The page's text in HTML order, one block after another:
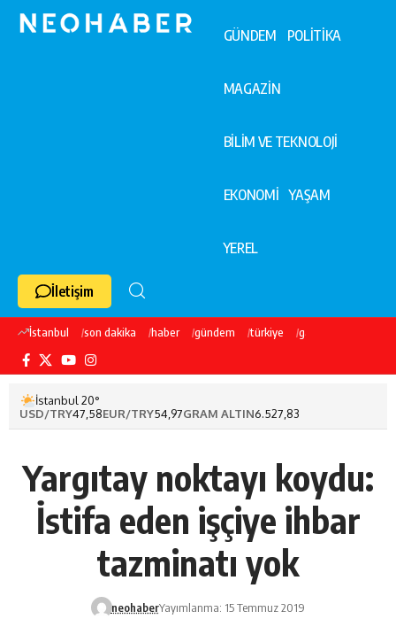
GÜNDEM POLİTİKA
MAGAZİN
BİLİM VE TEKNOLOJİ
EKONOMİ YAŞAM
YEREL
İletişim
İstanbul son dakika haber gündem türkiye galatasaray
İstanbul 20°
USD/TRY47,58EUR/TRY54,97GRAM ALTIN6.527,83
Yargıtay noktayı koydu:
İstifa eden işçiye ihbar
tazminatı yok
neohaberYayımlanma: 15 Temmuz 2019